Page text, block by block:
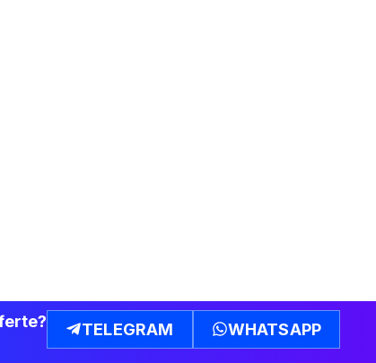
TELEGRAM WHATSAPP